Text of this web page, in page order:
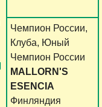
Чемпион России,
Клуба, Юный
Чемпион России
MALLORN'S
ESENCIA
Финляндия